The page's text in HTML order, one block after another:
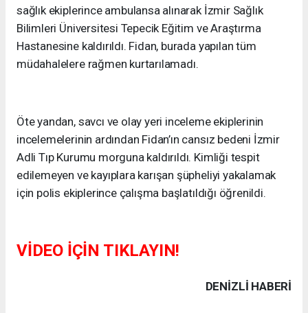
sağlık ekiplerince ambulansa alınarak İzmir Sağlık
Bilimleri Üniversitesi Tepecik Eğitim ve Araştırma
Hastanesine kaldırıldı. Fidan, burada yapılan tüm
müdahalelere rağmen kurtarılamadı.
Öte yandan, savcı ve olay yeri inceleme ekiplerinin
incelemelerinin ardından Fidan’ın cansız bedeni İzmir
Adli Tıp Kurumu morguna kaldırıldı. Kimliği tespit
edilemeyen ve kayıplara karışan şüpheliyi yakalamak
için polis ekiplerince çalışma başlatıldığı öğrenildi.
VİDEO İÇİN TIKLAYIN!
DENIZLI HABERİ